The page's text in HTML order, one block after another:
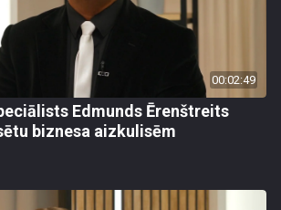
00:02:49
Edmunds Ērenštreits
biznesa aizkulisēm